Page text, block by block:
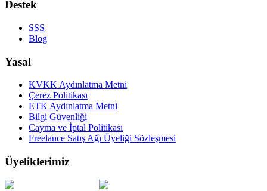
Destek
SSS
Blog
Yasal
KVKK Aydınlatma Metni
Çerez Politikası
ETK Aydınlatma Metni
Bilgi Güvenliği
Cayma ve İptal Politikası
Freelance Satış Ağı Üyeliği Sözleşmesi
Üyeliklerimiz